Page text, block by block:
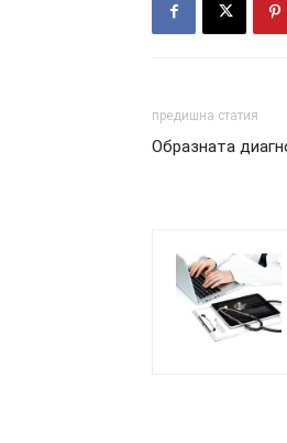
предишна статия
Образната